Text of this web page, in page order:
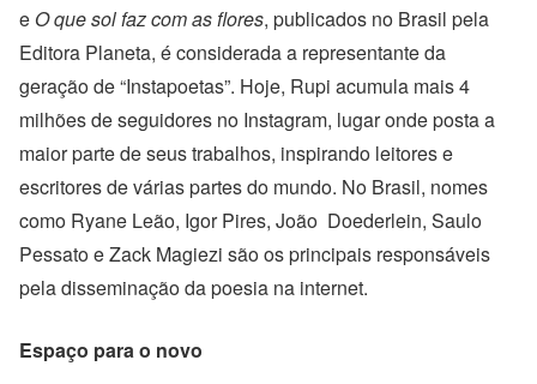
e O que sol faz com as flores, publicados no Brasil pela
Editora Planeta, é considerada a representante da
geração de “Instapoetas”. Hoje, Rupi acumula mais 4
milhões de seguidores no Instagram, lugar onde posta a
maior parte de seus trabalhos, inspirando leitores e
escritores de várias partes do mundo. No Brasil, nomes
como Ryane Leão, Igor Pires, João Doederlein, Saulo
Pessato e Zack Magiezi são os principais responsáveis
pela disseminação da poesia na internet.
Espaço para o novo